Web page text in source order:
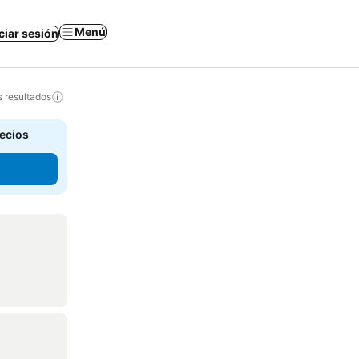
sesión Menú
resultados